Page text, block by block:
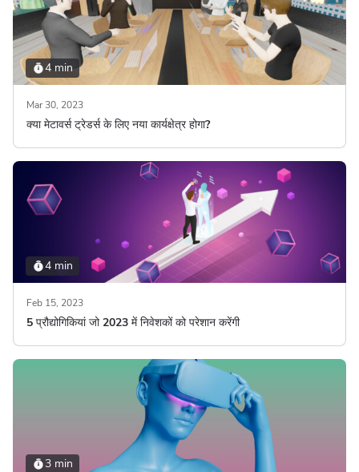
4 min
Mar 30, 2023
क्या मेटावर्स ट्रेडर्स के लिए नया कार्यक्षेत्र होगा?
4 min
Feb 15, 2023
5 प्रौद्योगिकियां जो 2023 में निवेशकों को परेशान करेंगी
3 min